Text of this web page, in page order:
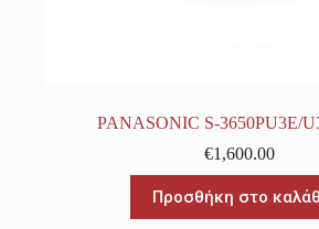
PANASONIC S-3650PU3E/
€1,600.00
Προσθήκη στο